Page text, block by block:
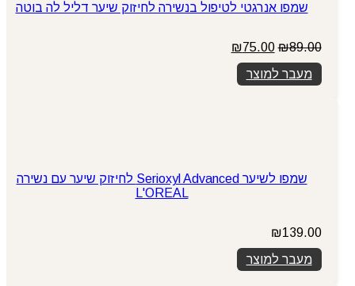
שמפו אנרגטי לטיפול בנשירה לחיזוק שיער דליל לה בוטה
₪89.00
המחיר
המקורי
היה:
₪89.00.
₪75.00
מעבר למוצר
שמפו לשיער Serioxyl Advanced לחיזוק שיער עם נשירה
L'OREAL
₪139.00
מעבר למוצר